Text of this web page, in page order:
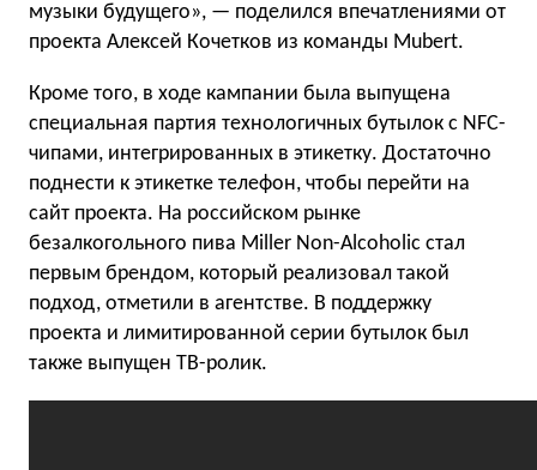
музыки будущего», — поделился впечатлениями от
проекта Алексей Кочетков из команды Mubert.
Кроме того, в ходе кампании была выпущена
специальная партия технологичных бутылок с NFC-
чипами, интегрированных в этикетку. Достаточно
поднести к этикетке телефон, чтобы перейти на
сайт проекта. На российском рынке
безалкогольного пива Miller Non-Alcoholic стал
первым брендом, который реализовал такой
подход, отметили в агентстве. В поддержку
проекта и лимитированной серии бутылок был
также выпущен ТВ-ролик.